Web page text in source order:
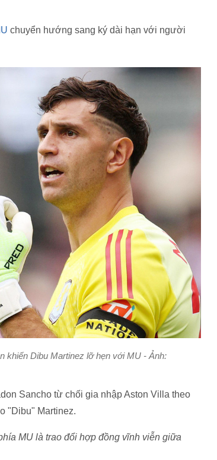
chuyển hướng sang ký dài hạn với người
khiến Dibu Martinez lỡ hẹn với MU - Ảnh:
Sancho từ chối gia nhập Aston Villa theo
"Dibu" Martinez.
MU là trao đổi hợp đồng vĩnh viễn giữa